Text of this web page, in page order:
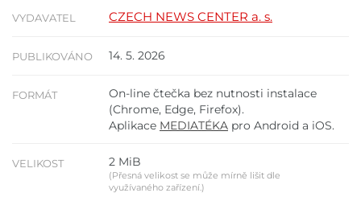
VYDAVATEL CZECH NEWS CENTER a. s.
PUBLIKOVÁNO 14. 5. 2026
FORMÁT
On-line čtečka bez nutnosti instalace
(Chrome, Edge, Firefox).
Aplikace MEDIATÉKA pro Android a iOS.
VELIKOST 2 MiB
(Přesná velikost se může mírně lišit dle
využívaného zařízení.)